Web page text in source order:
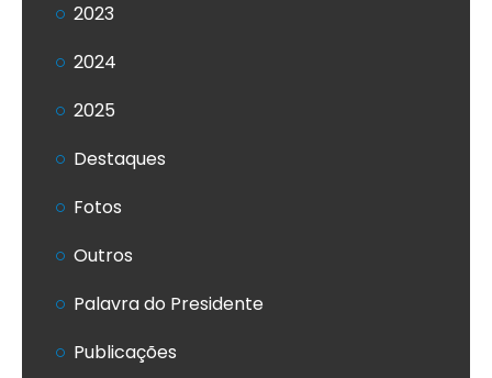
2023
2024
2025
Destaques
Fotos
Outros
Palavra do Presidente
Publicações